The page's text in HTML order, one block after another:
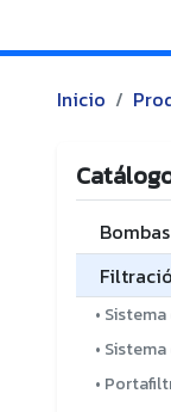
Inicio
•
•
•